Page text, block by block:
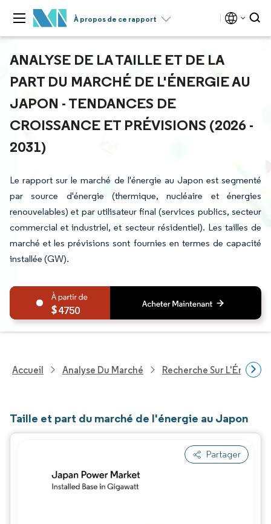
À propos de ce rapport
ANALYSE DE LA TAILLE ET DE LA
PART DU MARCHÉ DE L'ÉNERGIE AU
JAPON - TENDANCES DE
CROISSANCE ET PRÉVISIONS (2026 -
2031)
Le rapport sur le marché de l'énergie au Japon est segmenté
par source d'énergie (thermique, nucléaire et énergies
renouvelables) et par utilisateur final (services publics, secteur
commercial et industriel, et secteur résidentiel). Les tailles de
marché et les prévisions sont fournies en termes de capacité
installée (GW).
4750
Accueil Analyse Du Marché Recherche Sur
Taille et part du marché de l'énergie au Japon
Partager